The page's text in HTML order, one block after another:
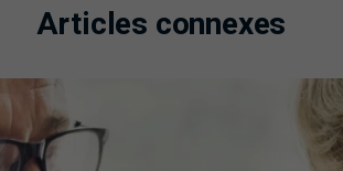
Articles connexes